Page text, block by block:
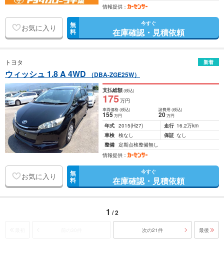
情報提供：
お気に入り 無
料
今すぐ
在庫確認・見積依頼
トヨタ 新着
ウィッシュ 1.8 A 4WD （DBA-ZGE25W）
支払総額(税込)
175万円
車両価格(税込)
155万円
諸費用 (税込)
20 万円
年式 2015(H27) 走行 16.2万km
車検 検なし 保証 なし
整備 定期点検整備無し
情報提供：
お気に入り 無
料
今すぐ
在庫確認・見積依頼
1 / 2
次の21件 最後